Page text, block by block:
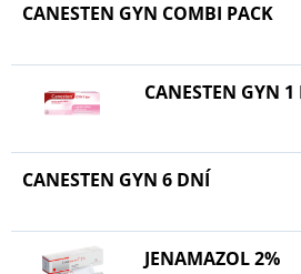
CANESTEN GYN COMBI PACK
CANESTEN GYN 1
CANESTEN GYN 6 DNÍ
JENAMAZOL 2%